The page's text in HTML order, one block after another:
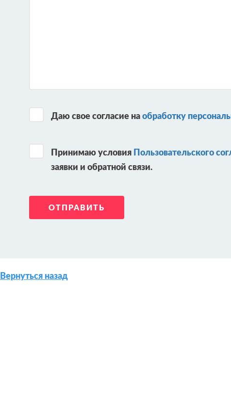
Даю свое согласие наобработку
Принимаю условия Пользовательского
заявки и обратной связи.
Вернуться назад